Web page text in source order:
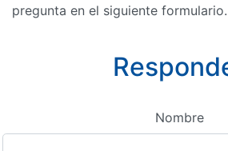
pregunta en el siguiente formulario.
Nombre